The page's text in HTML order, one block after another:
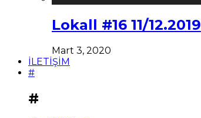
Lokall #16 11/12.2019
Mart 3, 2020
İLETİŞİM
#
#